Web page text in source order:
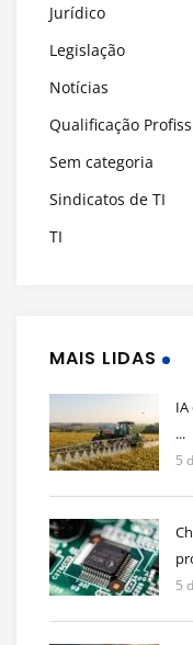
Jurídico
Legislação
Notícias
Qualificação
Sem categoria
Sindicatos de TI
TI
MAIS LIDAS
...
5
5